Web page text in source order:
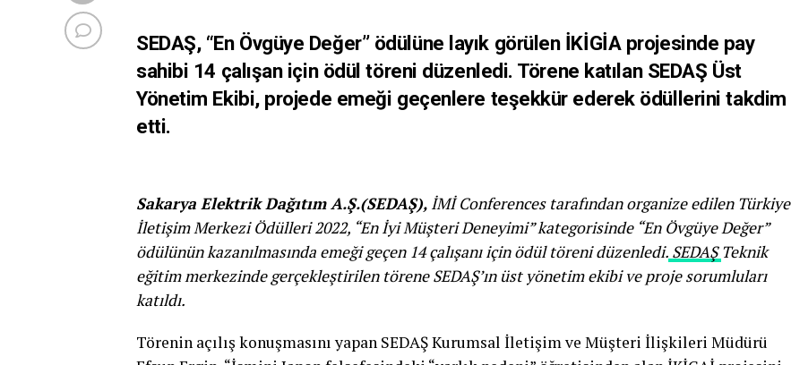
SEDAŞ, “En Övgüye Değer” ödülüne layık görülen İKİGİA projesinde pay
sahibi 14 çalışan için ödül töreni düzenledi. Törene katılan SEDAŞ Üst
Yönetim Ekibi, projede emeği geçenlere teşekkür ederek ödüllerini takdim
etti.
Sakarya Elektrik Dağıtım A.Ş.(SEDAŞ), İMİ Conferences tarafından organize edilen Türkiye
İletişim Merkezi Ödülleri 2022, “En İyi Müşteri Deneyimi” kategorisinde “En Övgüye Değer”
ödülünün kazanılmasında emeği geçen 14 çalışanı için ödül töreni düzenledi. SEDAŞTeknik
eğitim merkezinde gerçekleştirilen törene SEDAŞ’ın üst yönetim ekibi ve proje sorumluları
katıldı.
Törenin açılış konuşmasını yapan SEDAŞ Kurumsal İletişim ve Müşteri İlişkileri Müdürü